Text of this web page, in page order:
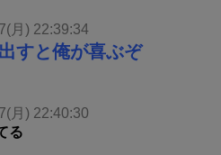
月) 22:39:34
すと俺が喜ぶぞ
月) 22:40:30
る